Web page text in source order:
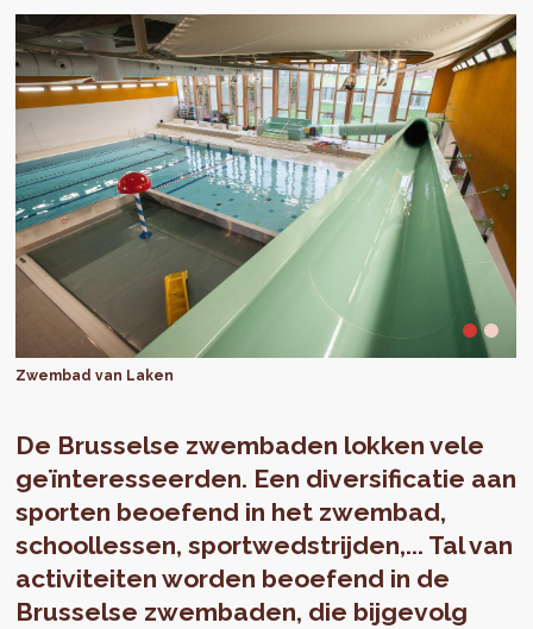
Zwembad van Laken
De Brusselse zwembaden lokken vele
geïnteresseerden. Een diversificatie aan
sporten beoefend in het zwembad,
schoollessen, sportwedstrijden,... Tal van
activiteiten worden beoefend in de
Brusselse zwembaden, die bijgevolg